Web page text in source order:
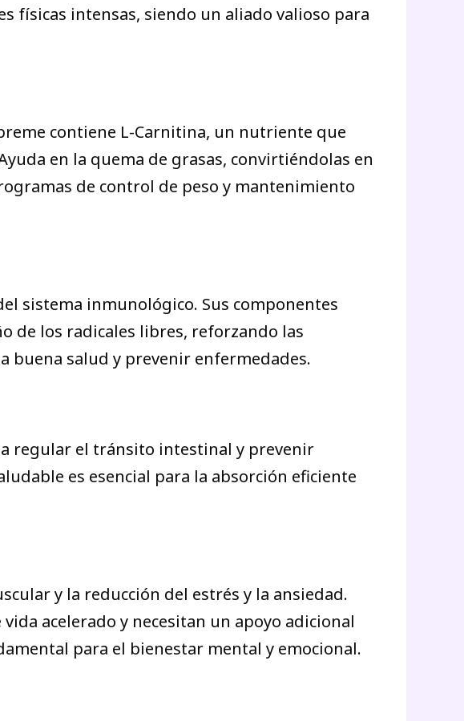
físicas intensas, siendo un aliado valioso para
contiene L-Carnitina, un nutriente que
en la quema de grasas, convirtiéndolas en
de control de peso y mantenimiento
sistema inmunológico. Sus componentes
de los radicales libres, reforzando las
buena salud y prevenir enfermedades.
regular el tránsito intestinal y prevenir
es esencial para la absorción eficiente
y la reducción del estrés y la ansiedad.
acelerado y necesitan un apoyo adicional
para el bienestar mental y emocional.